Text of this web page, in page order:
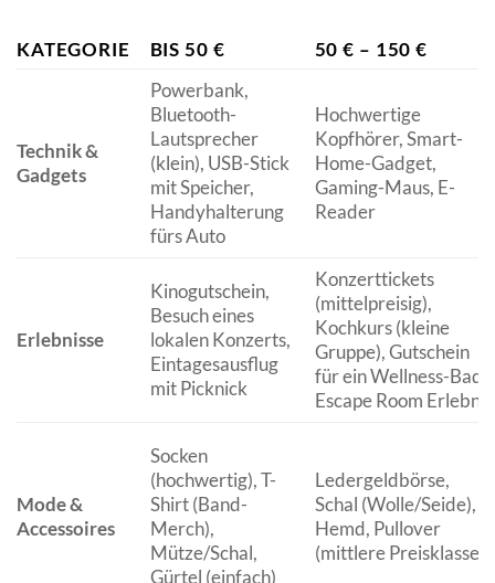
KATEGORIE BIS 50 € 50 € – 150 €
Technik &
Gadgets
Powerbank,
Bluetooth-
Lautsprecher
(klein), USB-Stick
mit Speicher,
Handyhalterung
fürs Auto
Hochwertige
Kopfhörer, Smart-
Home-Gadget,
Gaming-Maus, E-
Reader
Erlebnisse
Kinogutschein,
Besuch eines
lokalen Konzerts,
Eintagesausflug
mit Picknick
Konzerttickets
(mittelpreisig),
Kochkurs (kleine
Gruppe), Gutschein
für ein Wellness-Bad,
Escape Room Erlebnis
Mode &
Accessoires
Socken
(hochwertig), T-
Shirt (Band-
Merch),
Mütze/Schal,
Gürtel (einfach)
Ledergeldbörse,
Schal (Wolle/Seide),
Hemd, Pullover
(mittlere Preisklasse)